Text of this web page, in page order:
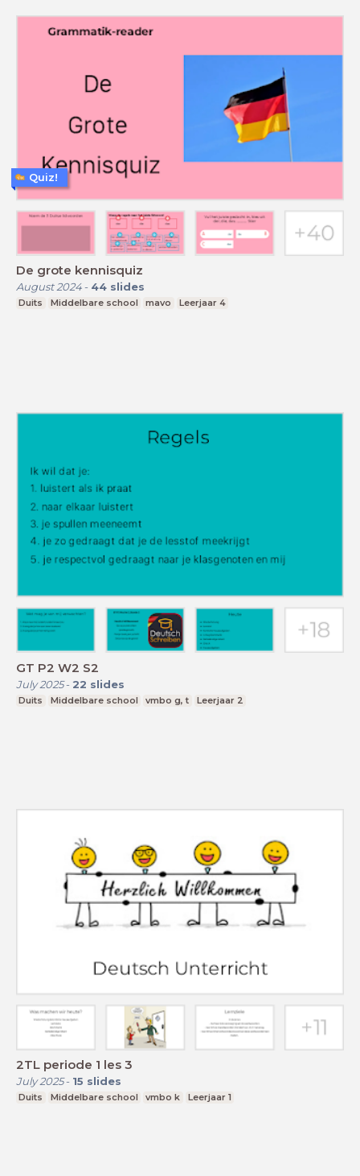
De grote kennisquiz
August 2024- 44 slides
Duits Middelbare school mavo Leerjaar 4
Quiz!
GT P2 W2 S2
July 2025- 22 slides
Duits Middelbare school vmbo g, t Leerjaar 2
2TL periode 1 les 3
July 2025- 15 slides
Duits Middelbare school vmbo k Leerjaar 1